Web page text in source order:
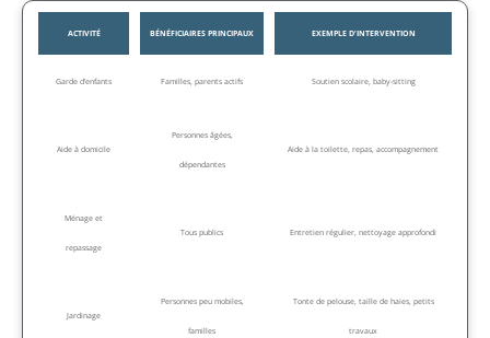
ACTIVITÉ BÉNÉFICIAIRES PRINCIPAUX EXEMPLE D’INTERVENTION
Garde d’enfants Familles, parents actifs Soutien scolaire, baby-sitting
Aide à domicile
Personnes âgées,
dépendantes
Aide à la toilette, repas, accompagnement
Ménage et
repassage
Tous publics Entretien régulier, nettoyage approfondi
Jardinage
Personnes peu mobiles,
familles
Tonte de pelouse, taille de haies, petits
travaux